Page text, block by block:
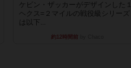
ケビン・ザッカーがデザインした１
ヘクス=２マイルの戦役級シリーズ
は以下...
約12時間前